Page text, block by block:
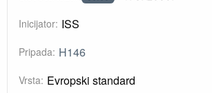
Inicijator: ISS
Pripada: H146
Vrsta: Evropski standard